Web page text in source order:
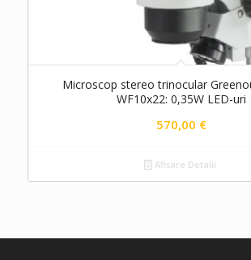
Microscop stereo trinocular
WF10x22: 0,35W LED-uri
570,00 €
Afișare Detalii